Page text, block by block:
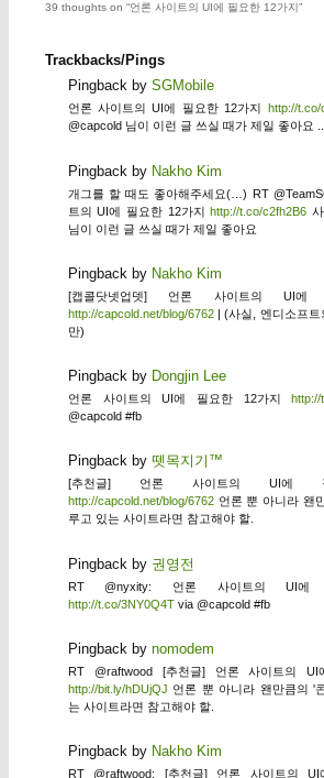
39 thoughts on “언론 사이트의 UI에 필요한 12가지”
Trackbacks/Pings
Pingback by SGMobile
언론 사이트의 UI에 필요한 12가지 http://t.co/
@capcold 님이 이런 글 쓰실 때가 제일 좋아요 ..
Pingback by Nakho Kim
개그를 할 때도 좋아해주세요(…) RT
트의 UI에 필요한 12가지http://t.co/c2fh2B6
님이 이런 글 쓰실 때가 제일 좋아요
Pingback by Nakho Kim
[캡콜닷넷업뎃] 언론 사이트의 UI에
http://capcold.net/blog/6762| (사실, 엔디소프트
만)
Pingback by Dongjin Lee
언론 사이트의 UI에 필요한 12가지http://
@capcold #fb
Pingback by 뗏목지기™
[추천글] 언론 사이트의 UI에
http://capcold.net/blog/6762언론 뿐 아니라 왠
루고 있는 사이트라면 참고해야 할.
Pingback by 권영전
RT @nyxity: 언론 사이트의 UI에
http://t.co/3NY0Q4Tvia @capcold #fb
Pingback by nomodem
RT @raftwood [추천글] 언론 사이트의 UI
http://bit.ly/hDUjQJ 언론 뿐 아니라 왠만큼의 '
는 사이트라면 참고해야 할.
Pingback by Nakho Kim
RT @raftwood: [추천글] 언론 사이트의 UI